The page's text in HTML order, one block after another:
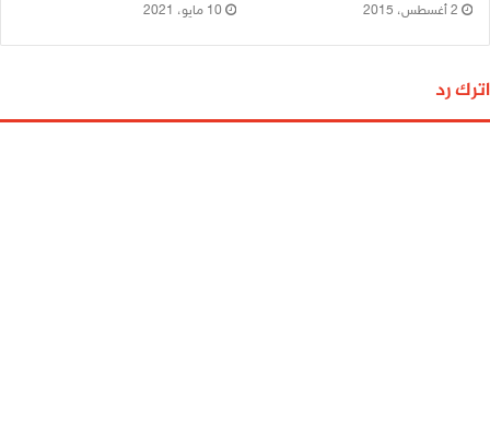
2 أغسطس، 2015 10 مايو، 2021
اترك رد